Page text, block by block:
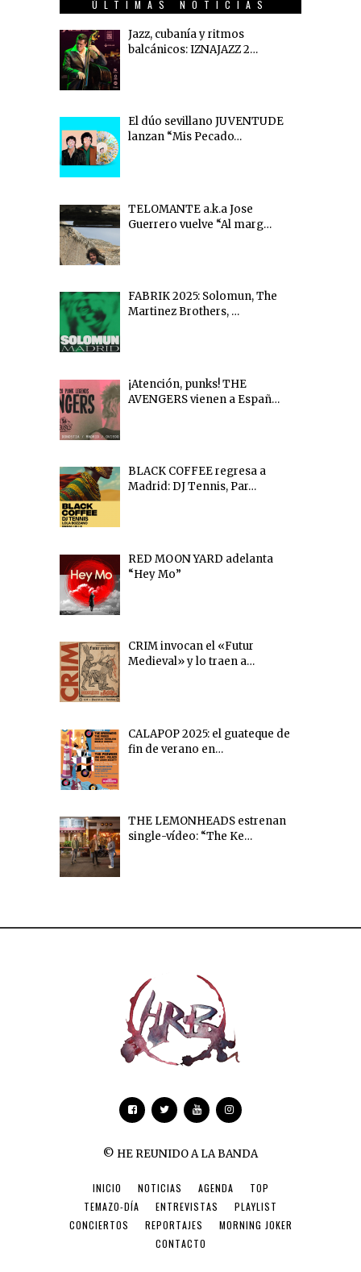
ÚLTIMAS NOTICIAS
Jazz, cubanía y ritmos
balcánicos: IZNAJAZZ 2…
El dúo sevillano JUVENTUDE
lanzan “Mis Pecado…
TELOMANTE a.k.a Jose
Guerrero vuelve “Al marg…
FABRIK 2025: Solomun, The
Martinez Brothers, …
¡Atención, punks! THE
AVENGERS vienen a Españ…
BLACK COFFEE regresa a
Madrid: DJ Tennis, Par…
RED MOON YARD adelanta
“Hey Mo”
CRIM invocan el «Futur
Medieval» y lo traen a…
CALAPOP 2025: el guateque de
fin de verano en…
THE LEMONHEADS estrenan
single-vídeo: “The Ke…
© HE REUNIDO A LA BANDA
INICIO NOTICIAS AGENDA
TOP
TEMAZO-DÍA
ENTREVISTAS
PLAYLIST
CONCIERTOS
REPORTAJES
MORNING JOKER
CONTACTO